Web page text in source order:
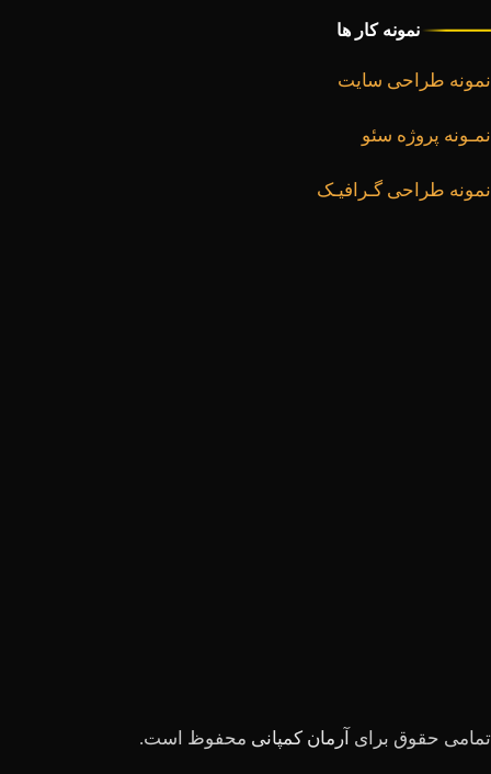
نمونه کار ها
نمونه طراحی سایت
نمـونه پروژه سئو
نمونه طراحی گـرافیـک
تمامی حقوق برای آرمان کمپانی محفوظ است.